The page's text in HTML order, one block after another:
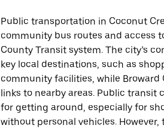
Public transportation in Coconut
community bus routes and access
County Transit system. The city’s
key local destinations, such as
community facilities, while Broward
links to nearby areas. Public transit
for getting around, especially for
without personal vehicles.